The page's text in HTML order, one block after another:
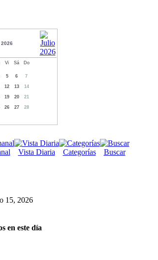
Vi Sá Do
5 6 7
12 13 14
19 20 21
26 27 28
Vista Diaria Categorías Buscar
15, 2026
en este día